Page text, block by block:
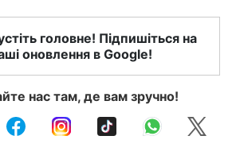
головне! Підпишіться на
оновлення в Google!
нас там, де вам зручно!